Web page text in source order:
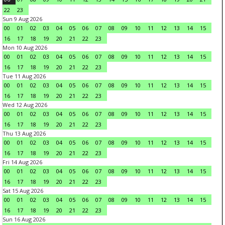
22
23
Sun 9 Aug 2026
00
01 02 03 04 05 06 07 08 09 10 11 12 13 14
15
16
17 18 19 20 21 22
23
Mon 10 Aug 2026
00
01 02 03 04 05 06 07 08 09 10 11 12 13 14
15
16
17 18 19 20 21 22
23
Tue 11 Aug 2026
00
01 02 03 04 05 06 07 08 09 10 11 12 13 14
15
16
17 18 19 20 21 22
23
Wed 12 Aug 2026
00
01 02 03 04 05 06 07 08 09 10 11 12 13 14
15
16
17 18 19 20 21 22
23
Thu 13 Aug 2026
00
01 02 03 04 05 06 07 08 09 10 11 12 13 14
15
16
17 18 19 20 21 22
23
Fri 14 Aug 2026
00
01 02 03 04 05 06 07 08 09 10 11 12 13 14
15
16
17 18 19 20 21 22
23
Sat 15 Aug 2026
00
01 02 03 04 05 06 07 08 09 10 11 12 13 14
15
16
17 18 19 20 21 22
23
Sun 16 Aug 2026